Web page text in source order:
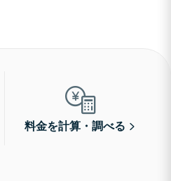
料金を計算・調べる